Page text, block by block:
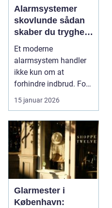
Alarmsystemer
skovlunde sådan
skaber du tryghed
i hverdagen
Et moderne
alarmsystem handler
ikke kun om at
forhindre indbrud. For
mange familier og
virksomheder ...
15 januar 2026
Glarmester i
København: